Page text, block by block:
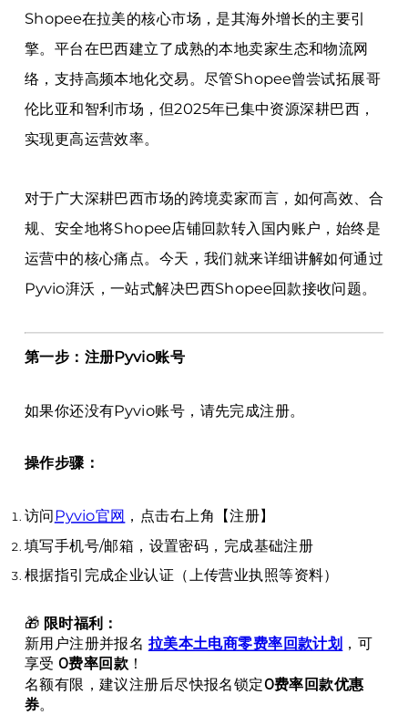
Shopee在拉美的核心市场，是其海外增长的主要引
擎。平台在巴西建立了成熟的本地卖家生态和物流网
络，支持高频本地化交易。尽管Shopee曾尝试拓展哥
伦比亚和智利市场，但2025年已集中资源深耕巴西，
实现更高运营效率。
对于广大深耕巴西市场的跨境卖家而言，如何高效、合
规、安全地将Shopee店铺回款转入国内账户，始终是
运营中的核心痛点。今天，我们就来详细讲解如何通过
Pyvio湃沃，一站式解决巴西Shopee回款接收问题。
第一步：注册Pyvio账号
如果你还没有Pyvio账号，请先完成注册。
操作步骤：
访问Pyvio官网 ，点击右上角【注册】
填写手机号/邮箱，设置密码，完成基础注册
根据指引完成企业认证（上传营业执照等资料）
🎁 限时福利：
新用户注册并报名 拉美本土电商零费率回款计划 ，可
享受0费率回款！
名额有限，建议注册后尽快报名锁定0费率回款优惠
券。